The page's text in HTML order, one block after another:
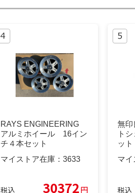
RAYS ENGINEERING
アルミホイール 16イン
チ４本セット
マイストア在庫： 3633
税込 30372円
無印
ト
ッ
マイ
税込